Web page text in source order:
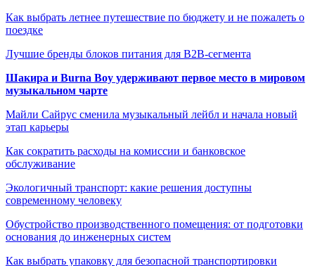
Как выбрать летнее путешествие по бюджету и не пожалеть о
поездке
Лучшие бренды блоков питания для B2B-сегмента
Шакира и Burna Boy удерживают первое место в мировом
музыкальном чарте
Майли Сайрус сменила музыкальный лейбл и начала новый
этап карьеры
Как сократить расходы на комиссии и банковское
обслуживание
Экологичный транспорт: какие решения доступны
современному человеку
Обустройство производственного помещения: от подготовки
основания до инженерных систем
Как выбрать упаковку для безопасной транспортировки